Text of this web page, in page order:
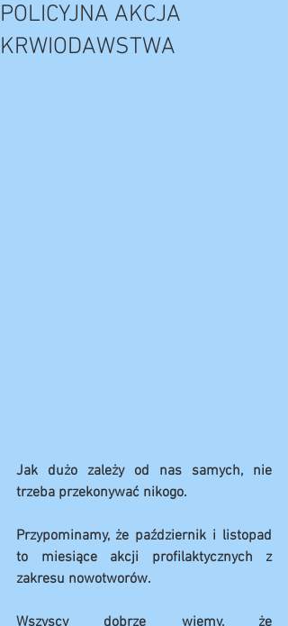
POLICYJNA AKCJA
KRWIODAWSTWA
Jak dużo zależy od nas samych, nie
trzeba przekonywać nikogo.
Przypominamy, że październik i listopad
to miesiące akcji profilaktycznych z
zakresu nowotworów.
Wszyscy dobrze wiemy, że